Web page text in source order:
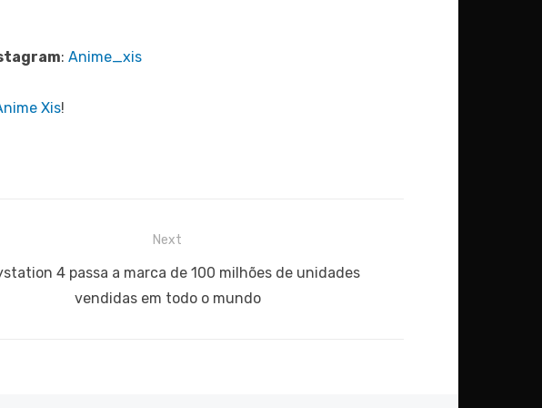
: Anime_xis
Xis!
Next
4 passa a marca de 100 milhões de unidades
vendidas em todo o mundo